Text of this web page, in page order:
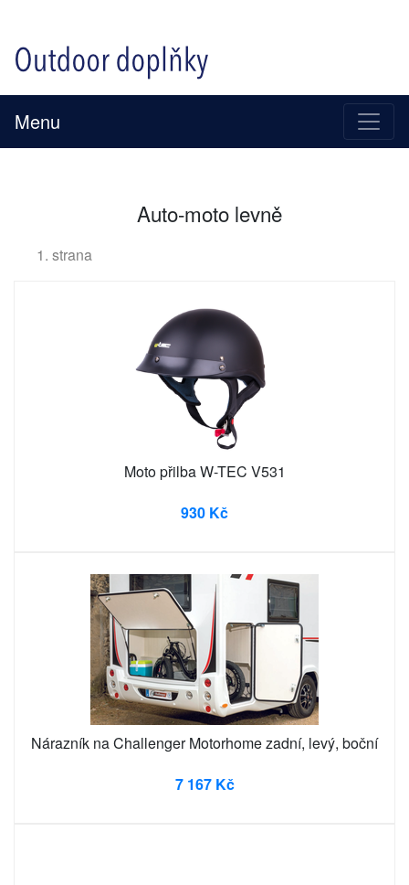
Menu
Auto-moto levně
1. strana
Moto přilba W-TEC V531
930 Kč
Nárazník na Challenger Motorhome zadní, levý, boční
7 167 Kč